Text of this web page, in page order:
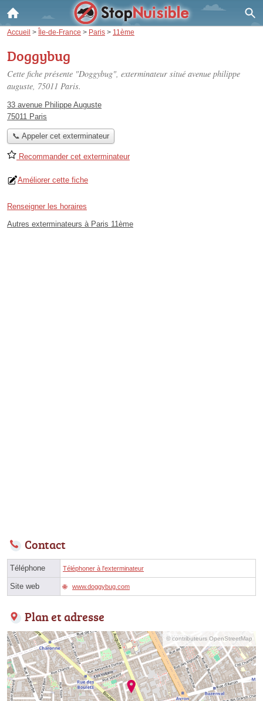
Accueil > Île-de-France > Paris > 11ème
Doggybug
Cette fiche présente "Doggybug", exterminateur situé avenue philippe
auguste, 75011 Paris.
33 avenue Philippe Auguste
75011 Paris
📞 Appeler cet exterminateur
Recommander cet exterminateur
Améliorer cette fiche
Renseigner les horaires
Autres exterminateurs à Paris 11ème
Contact
Téléphone Téléphoner à l'exterminateur
Site web www.doggybug.com
Plan et adresse
© contributeurs OpenStreetMap